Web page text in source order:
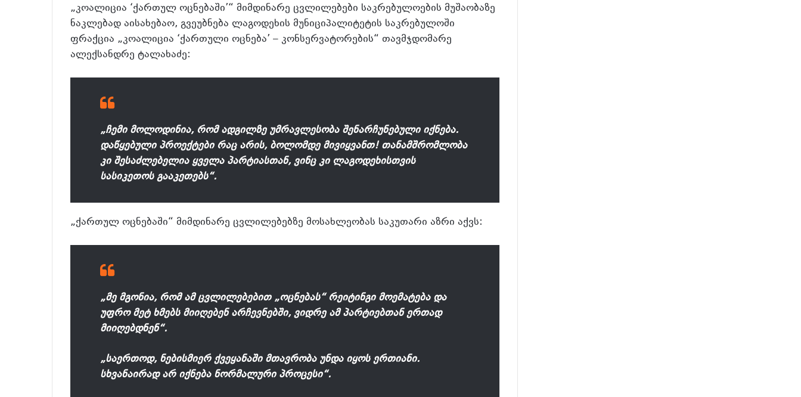
„კოალიცია ‘ქართულ ოცნებაში’“ მიმდინარე ცვლილებები საკრებულოების მუშაობაზე
ნაკლებად აისახებაო, გვეუბნება ლაგოდეხის მუნიციპალიტეტის საკრებულოში
ფრაქცია „კოალიცია ‘ქართული ოცნება’ – კონსერვატორების“ თავმჯდომარე
ალექსანდრე ტალახაძე:
„ჩემი მოლოდინია, რომ ადგილზე უმრავლესობა შენარჩუნებული იქნება.
დაწყებული პროექტები რაც არის, ბოლომდე მივიყვანთ! თანამშრომლობა
კი შესაძლებელია ყველა პარტიასთან, ვინც კი ლაგოდეხისთვის
სასიკეთოს გააკეთებს“.
„ქართულ ოცნებაში“ მიმდინარე ცვლილებებზე მოსახლეობას საკუთარი აზრი აქვს:
„მე მგონია, რომ ამ ცვლილებებით „ოცნებას“ რეიტინგი მოემატება და
უფრო მეტ ხმებს მიიღებენ არჩევნებში, ვიდრე ამ პარტიებთან ერთად
მიიღებდნენ“.
„საერთოდ, ნებისმიერ ქვეყანაში მთავრობა უნდა იყოს ერთიანი.
სხვანაირად არ იქნება ნორმალური პროცესი“.